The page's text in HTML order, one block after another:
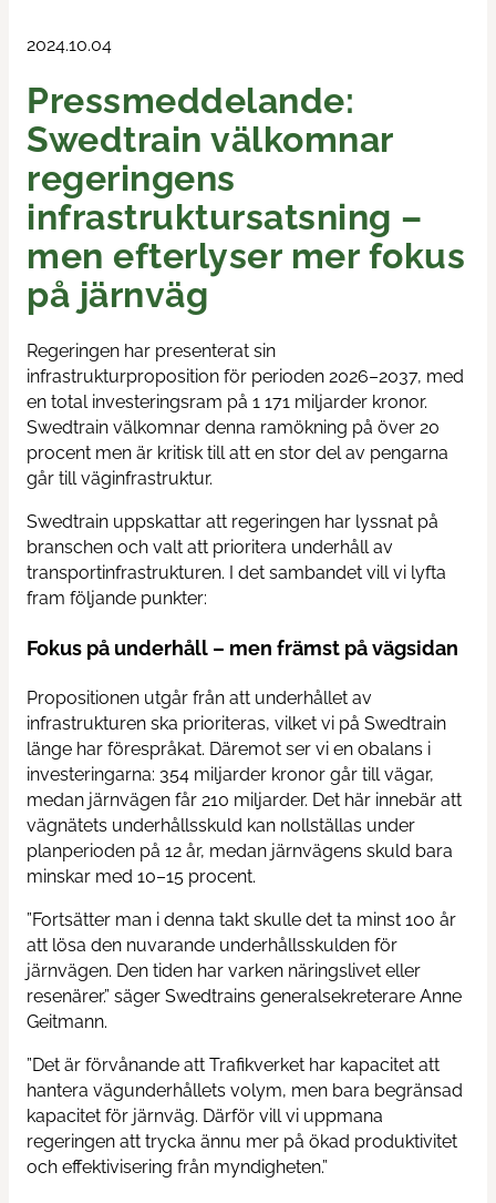
Swedtrain's graduation prize
Swedtrain Internship Program
Swedtrain Tech&Future
Open board meetings
Career paths
Members
About us
Focus groups
Contact us
News
2024.10.04
Pressmeddelande:
Swedtrain välkomnar
regeringens
infrastruktursatsning –
men efterlyser mer fokus
på järnväg
Regeringen har presenterat sin
infrastrukturproposition för perioden 2026–2037, med
en total investeringsram på 1 171 miljarder kronor.
Swedtrain välkomnar denna ramökning på över 20
procent men är kritisk till att en stor del av pengarna
går till väginfrastruktur.
Swedtrain uppskattar att regeringen har lyssnat på
branschen och valt att prioritera underhåll av
transportinfrastrukturen. I det sambandet vill vi lyfta
fram följande punkter:
Fokus på underhåll – men främst på vägsidan
Propositionen utgår från att underhållet av
infrastrukturen ska prioriteras, vilket vi på Swedtrain
länge har förespråkat. Däremot ser vi en obalans i
investeringarna: 354 miljarder kronor går till vägar,
medan järnvägen får 210 miljarder. Det här innebär att
vägnätets underhållsskuld kan nollställas under
planperioden på 12 år, medan järnvägens skuld bara
minskar med 10–15 procent.
”Fortsätter man i denna takt skulle det ta minst 100 år
att lösa den nuvarande underhållsskulden för
järnvägen. Den tiden har varken näringslivet eller
resenärer.” säger Swedtrains generalsekreterare Anne
Geitmann.
”Det är förvånande att Trafikverket har kapacitet att
hantera vägunderhållets volym, men bara begränsad
kapacitet för järnväg. Därför vill vi uppmana
regeringen att trycka ännu mer på ökad produktivitet
och effektivisering från myndigheten.”